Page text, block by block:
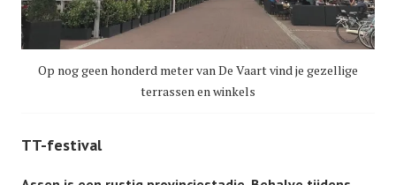
Op nog geen honderd meter van De Vaart vind je gezellige
terrassen en winkels
TT-festival